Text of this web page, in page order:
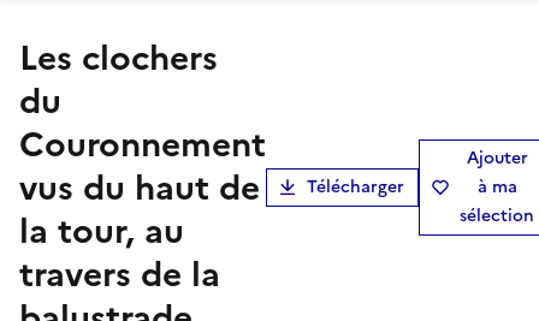
Les clochers
du
Couronnement
vus du haut de
la tour, au
travers de la
Télécharger
Ajouter
à ma
sélection